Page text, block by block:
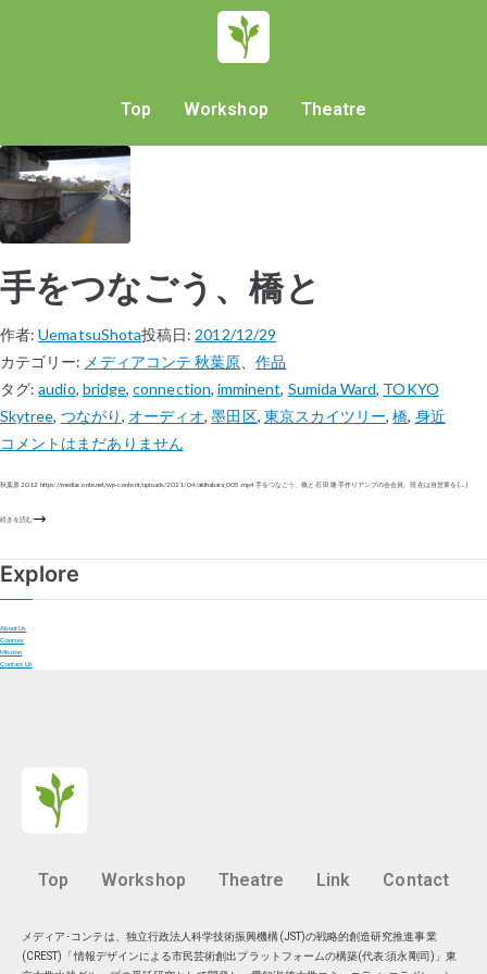
Top Workshop Theatre
手をつなごう、橋と
作者:UematsuShota投稿日: 2012/12/29
カテゴリー: メディアコンテ 秋葉原 、作品
タグ:audio, bridge,connection, imminent, Sumida Ward, TOKYO
Skytree, つながり, オーディオ,墨田区, 東京スカイツリー,橋, 身近
コメントはまだありません
秋葉原 2012 https://mediaconte.net/wp-content/uploads/2021/04/akihabara_005.mp4 手をつなごう、橋と 石田 隆 手作りアンプの会会員。現在は自営業を […]
続きを読む
Explore
About Us
Courses
Mission
Contact Us
Top Workshop Theatre Link Contact
メディア･コンテは、独立行政法人科学技術振興機構(JST)の戦略的創造研究推進事業
(CREST)「情報デザインによる市民芸術創出プラットフォームの構築(代表:須永剛司)」東